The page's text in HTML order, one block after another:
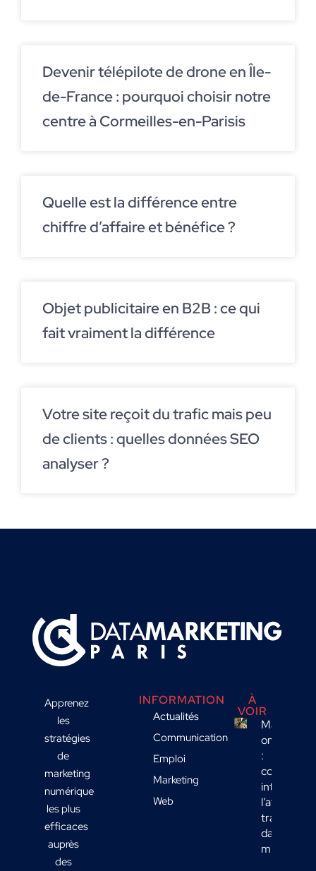
Devenir télépilote de drone en Île-
de-France : pourquoi choisir notre
centre à Cormeilles-en-Parisis
Quelle est la différence entre
chiffre d’affaire et bénéfice ?
Objet publicitaire en B2B : ce qui
fait vraiment la différence
Votre site reçoit du trafic mais peu
de clients : quelles données SEO
analyser ?
Apprenez
les
stratégies
de
marketing
numérique
les plus
efficaces
auprès
des
INFORMATION
Actualités
Communication
Emploi
Marketing
Web
À
VOIR
Marketing
omnicanal
:
comment
intégrer
l’affichage
transport
dans votre
mix média